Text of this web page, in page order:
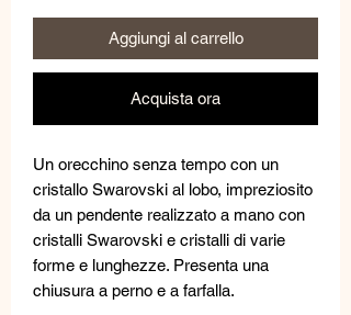
Aggiungi al carrello
Acquista ora
Un orecchino senza tempo con un
cristallo Swarovski al lobo, impreziosito
da un pendente realizzato a mano con
cristalli Swarovski e cristalli di varie
forme e lunghezze. Presenta una
chiusura a perno e a farfalla.